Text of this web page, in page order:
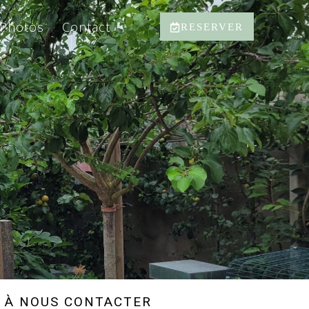
Contact RESERVER
NOUS CONTACTER